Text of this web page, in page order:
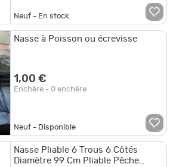
Neuf - En stock
Nasse à Poisson ou écrevisse
1,00 €
Enchère - 0 enchère
Neuf - Disponible
Nasse Pliable 6 Trous 6 Côtés
Diamètre 99 Cm Pliable Pêche